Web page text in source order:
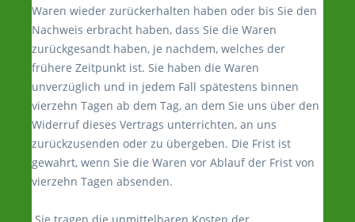
Waren wieder zurückerhalten haben oder bis Sie den
Nachweis erbracht haben, dass Sie die Waren
zurückgesandt haben, je nachdem, welches der
frühere Zeitpunkt ist. Sie haben die Waren
unverzüglich und in jedem Fall spätestens binnen
vierzehn Tagen ab dem Tag, an dem Sie uns über den
Widerruf dieses Vertrags unterrichten, an uns
zurückzusenden oder zu übergeben. Die Frist ist
gewahrt, wenn Sie die Waren vor Ablauf der Frist von
vierzehn Tagen absenden.